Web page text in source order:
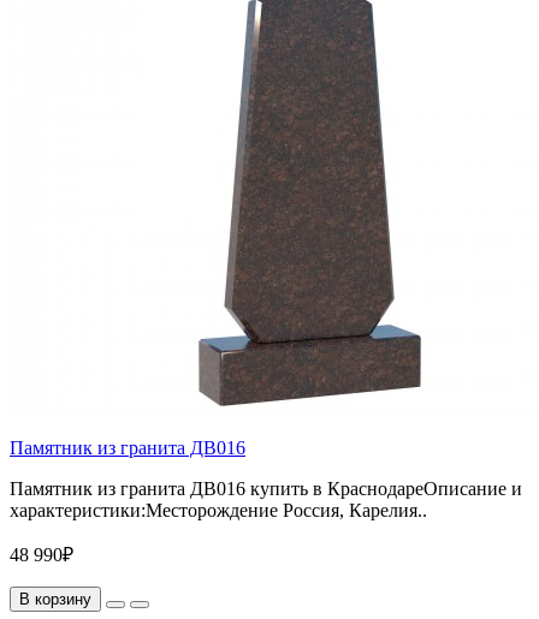
Памятник из гранита ДВ016
Памятник из гранита ДВ016 купить в КраснодареОписание и
характеристики:Месторождение Россия, Карелия..
48 990₽
В корзину